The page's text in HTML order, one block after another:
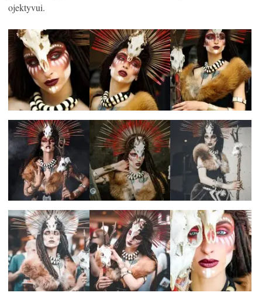
ojektyvui.